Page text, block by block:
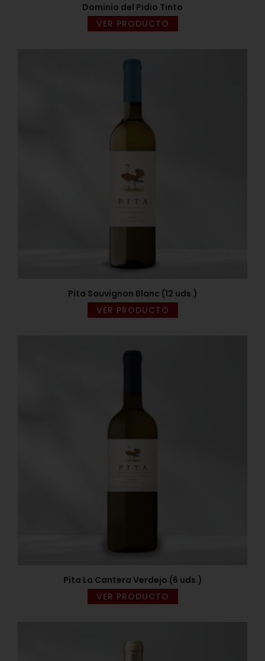
Dominio del Pidio Tinto
VER PRODUCTO
Pita Sauvignon Blanc (12 uds.)
VER PRODUCTO
Pita La Cantera Verdejo (6 uds.)
VER PRODUCTO